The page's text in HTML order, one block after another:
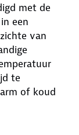
met de
een
van
te
of koud